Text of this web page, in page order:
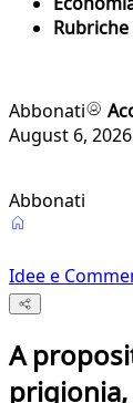
Rubriche
Abbonati
August 6, 2026
Abbonati
Idee e
A